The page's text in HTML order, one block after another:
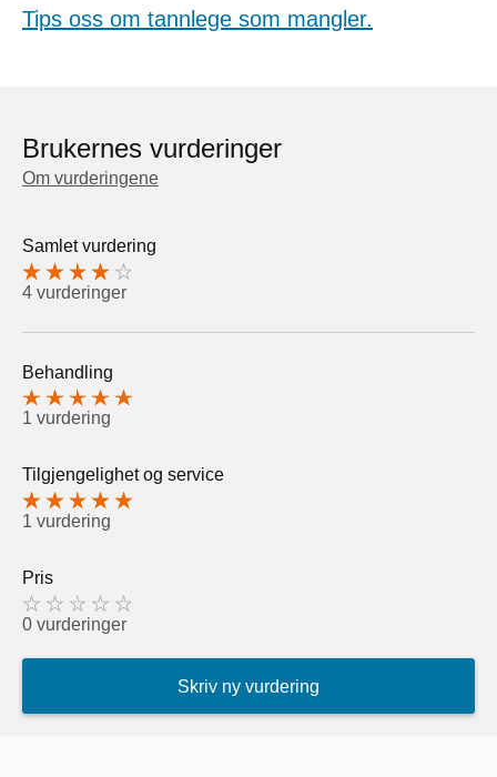
Tips oss om tannlege som mangler.
Brukernes vurderinger
Om vurderingene
Samlet vurdering
4 vurderinger
Behandling
1 vurdering
Tilgjengelighet og service
1 vurdering
Pris
0 vurderinger
Skriv ny vurdering